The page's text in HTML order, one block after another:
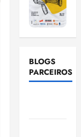
BLOGS
PARCEIROS